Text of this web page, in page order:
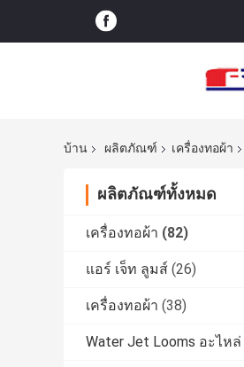
บ้าน ผลิตภัณฑ์ เครื่องทอผ้า
ผลิตภัณฑ์ทั้งหมด
เครื่องทอผ้า (82)
แอร์ เจ็ท ลูมส์ (26)
เครื่องทอผ้า (38)
Water Jet Looms อะไหล่